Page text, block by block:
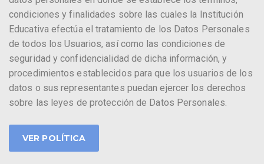
condiciones y finalidades sobre las cuales la Institución
Educativa efectúa el tratamiento de los Datos Personales
de todos los Usuarios, así como las condiciones de
seguridad y confidencialidad de dicha información, y
procedimientos establecidos para que los usuarios de los
datos o sus representantes puedan ejercer los derechos
sobre las leyes de protección de Datos Personales.
VER POLÍTICA